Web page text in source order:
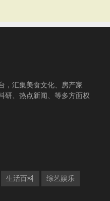
，汇集美食文化、房产家
研、热点新闻、等多方面权
生活百科 综艺娱乐